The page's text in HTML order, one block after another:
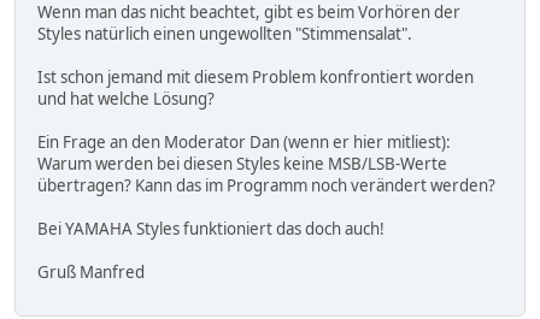
Wenn man das nicht beachtet, gibt es beim Vorhören der
Styles natürlich einen ungewollten "Stimmensalat".
Ist schon jemand mit diesem Problem konfrontiert worden
und hat welche Lösung?
Ein Frage an den Moderator Dan (wenn er hier mitliest):
Warum werden bei diesen Styles keine MSB/LSB-Werte
übertragen? Kann das im Programm noch verändert werden?
Bei YAMAHA Styles funktioniert das doch auch!
Gruß Manfred